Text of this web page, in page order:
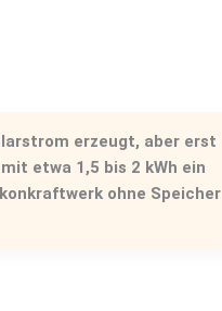
erzeugt, aber erst
etwa 1,5 bis 2 kWh ein
ohne Speicher